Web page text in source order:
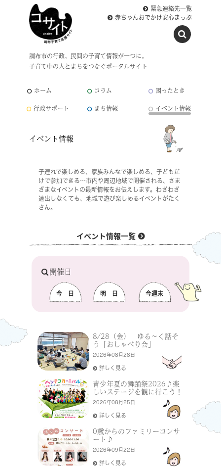
調布市の行政、民間の子育て情報が一つに。
子育て中の人とまちをつなぐポータルサイト
緊急連絡先一覧
赤ちゃんおでかけ安心まっぷ
ホーム コラム
困ったとき
行政サポート
まち情報 イベント情報
イベント情報
子連れで楽しめる、家族みんなで楽しめる、子どもだ
けで参加できる…市内や周辺地域で開催される、さま
ざまなイベントの最新情報をお伝えします。わざわざ
遠出しなくても、地域で遊び楽しめるイベントがたく
さん。
イベント情報一覧
開催日
今日 明日 今週末
8/28（金） ゆる〜く話そ
う「おしゃべり会」
2026年08月28日
詳しく見る
青少年夏の舞踊祭2026♪楽
しいステージを観に行こう！
2026年08月25日
詳しく見る
0歳からのファミリーコンサ
ート♪
2026年09月22日
詳しく見る